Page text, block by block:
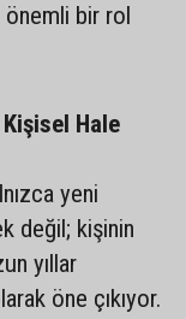
önemli bir rol
Kişisel Hale
yeni
değil; kişinin
yıllar
öne çıkıyor.